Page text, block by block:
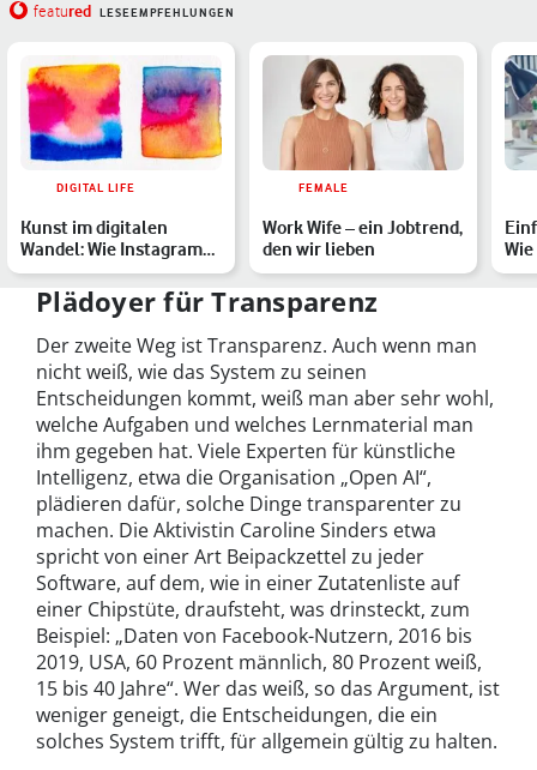
featured LESEEMPFEHLUNGEN
DIGITAL LIFE
Kunst im digitalen
Wandel: Wie Instagram
und Co. die Kunst
veränd…
FEMALE
Work Wife – ein Jobtrend,
den wir lieben
Plädoyer für Transparenz
Der zweite Weg ist Transparenz. Auch wenn man
nicht weiß, wie das System zu seinen
Entscheidungen kommt, weiß man aber sehr wohl,
welche Aufgaben und welches Lernmaterial man
ihm gegeben hat. Viele Experten für künstliche
Intelligenz, etwa die Organisation „Open AI“,
plädieren dafür, solche Dinge transparenter zu
machen. Die Aktivistin Caroline Sinders etwa
spricht von einer Art Beipackzettel zu jeder
Software, auf dem, wie in einer Zutatenliste auf
einer Chipstüte, draufsteht, was drinsteckt, zum
Beispiel: „Daten von Facebook-Nutzern, 2016 bis
2019, USA, 60 Prozent männlich, 80 Prozent weiß,
15 bis 40 Jahre“. Wer das weiß, so das Argument, ist
weniger geneigt, die Entscheidungen, die ein
solches System trifft, für allgemein gültig zu halten.